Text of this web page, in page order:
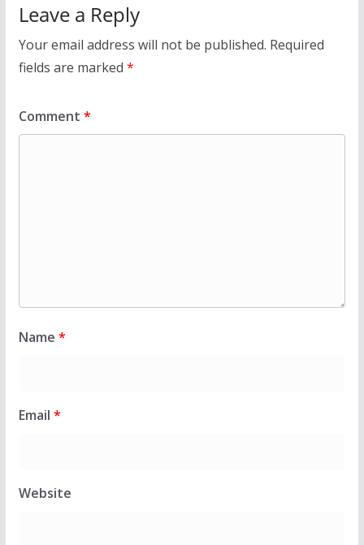
Leave a Reply
Your email address will not be published. Required
fields are marked *
Comment *
Name *
Email *
Website